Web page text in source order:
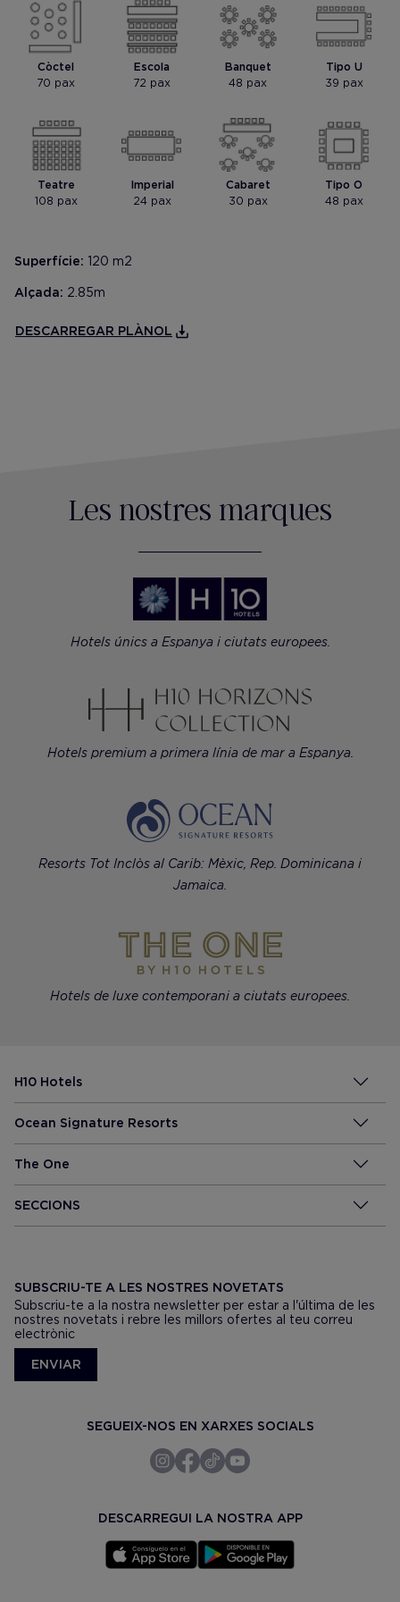
Mostrar foto Mostrar foto
Còctel
70 pax
Teatre
108 pax
Escola
72 pax
Imperial
24 pax
Banquet
48 pax
Cabaret
30 pax
Tipo U
39 pax
Tipo O
48 pax
Superfície: 120 m2
Alçada: 2.85m
DESCARREGAR PLÀNOL
Les nostres marques
Hotels únics a Espanya i ciutats europees.
Hotels premium a primera línia de mar a Espanya.
Resorts Tot Inclòs al Carib: Mèxic, Rep. Dominicana i
Jamaica.
Hotels de luxe contemporani a ciutats europees.
H10 Hotels
Ocean Signature Resorts
The One
SECCIONS
SUBSCRIU-TE A LES NOSTRES NOVETATS
Subscriu-te a la nostra newsletter per estar a l'última de les
nostres novetats i rebre les millors ofertes al teu correu
electrònic
ENVIAR
SEGUEIX-NOS EN XARXES SOCIALS
DESCARREGUI LA NOSTRA APP